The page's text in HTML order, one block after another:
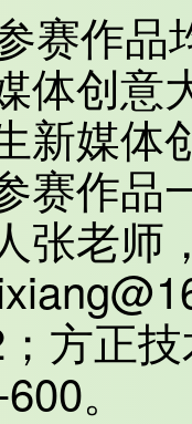
赛作
体创意
新媒体
赛作品
张老师
方正
。